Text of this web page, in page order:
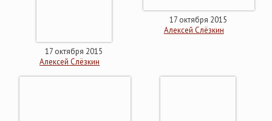
17 октября 2015
Алексей Слёзкин
17 октября 2015
Алексей Слёзкин